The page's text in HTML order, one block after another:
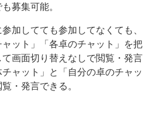
募集可能。
加してても参加してなくても、
ット」「各卓のチャット」を把
画面切り替えなしで閲覧・発言
ャット」と「自分の卓のチャッ
・発言できる。